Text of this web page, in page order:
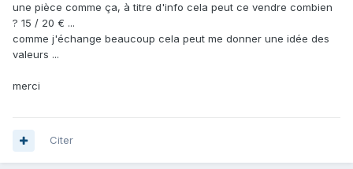
une pièce comme ça, à titre d'info cela peut ce vendre combien
? 15 / 20 € ...
comme j'échange beaucoup cela peut me donner une idée des
valeurs ...
merci
Citer